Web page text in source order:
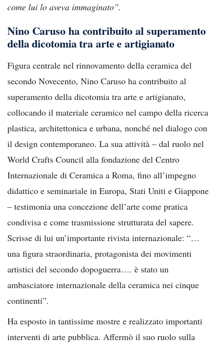
come lui lo aveva immaginato”.
Nino Caruso ha contribuito al superamento
della dicotomia tra arte e artigianato
Figura centrale nel rinnovamento della ceramica del
secondo Novecento, Nino Caruso ha contribuito al
superamento della dicotomia tra arte e artigianato,
collocando il materiale ceramico nel campo della ricerca
plastica, architettonica e urbana, nonché nel dialogo con
il design contemporaneo. La sua attività – dal ruolo nel
World Crafts Council alla fondazione del Centro
Internazionale di Ceramica a Roma, fino all’impegno
didattico e seminariale in Europa, Stati Uniti e Giappone
– testimonia una concezione dell’arte come pratica
condivisa e come trasmissione strutturata del sapere.
Scrisse di lui un’importante rivista internazionale: “…
una figura straordinaria, protagonista dei movimenti
artistici del secondo dopoguerra…. è stato un
ambasciatore internazionale della ceramica nei cinque
continenti”.
Ha esposto in tantissime mostre e realizzato importanti
interventi di arte pubblica. Affermò il suo ruolo sulla